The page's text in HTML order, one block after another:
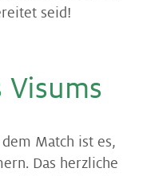
seid!
Vi­sums
Match ist es,
Das herzliche